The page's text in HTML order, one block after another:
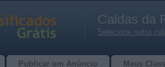
Caldas da
Selecione outra
Publicar um Anúncio Meus